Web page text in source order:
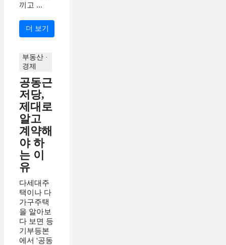
끼고 ...
더 보기
부동산 ·
경제
공동근
저당,
제대로
알고
계약해
야 하
는 이
유
다세대주
택이나 다
가구주택
을 알아보
다 보면 등
기부등본
에서 '공동